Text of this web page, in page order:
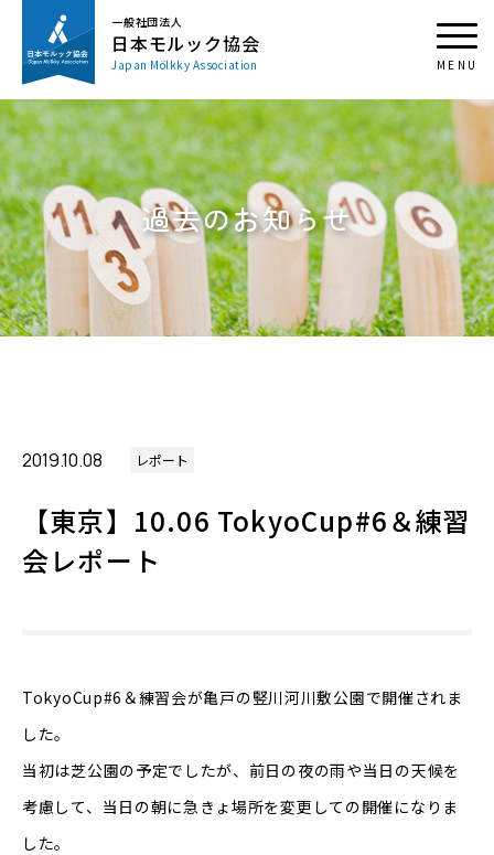
一般社団法人
日本モルック協会
Japan Mölkky Association
過去のお知らせ
2019.10.08 レポート
【東京】10.06 TokyoCup#6＆練習
会レポート
TokyoCup#6＆練習会が亀戸の竪川河川敷公園で開催されま
した。
当初は芝公園の予定でしたが、前日の夜の雨や当日の天候を
考慮して、当日の朝に急きょ場所を変更しての開催になりま
した。